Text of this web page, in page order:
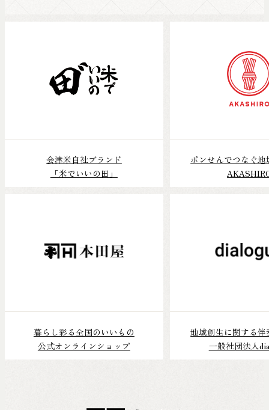
会津米自社ブランド
「米でいいの田」
ポンせんでつなぐ
暮らし彩る全国のいいもの
公式オンラインショップ
地域創生に関する伴
一般社団法人